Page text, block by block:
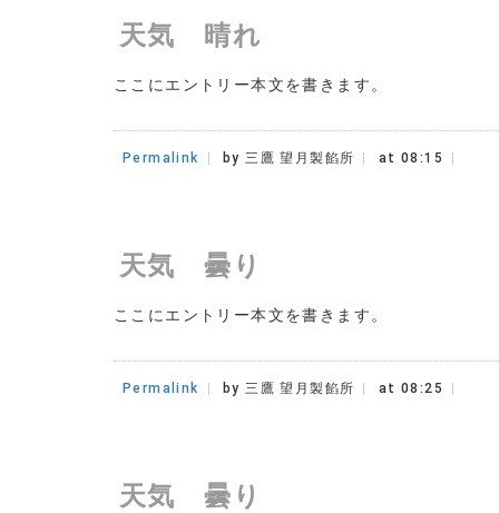
天気 晴れ
ここにエントリー本文を書きます。
Permalink by 三鷹 望月製餡所 at 08:15
天気 曇り
ここにエントリー本文を書きます。
Permalink by 三鷹 望月製餡所 at 08:25
天気 曇り